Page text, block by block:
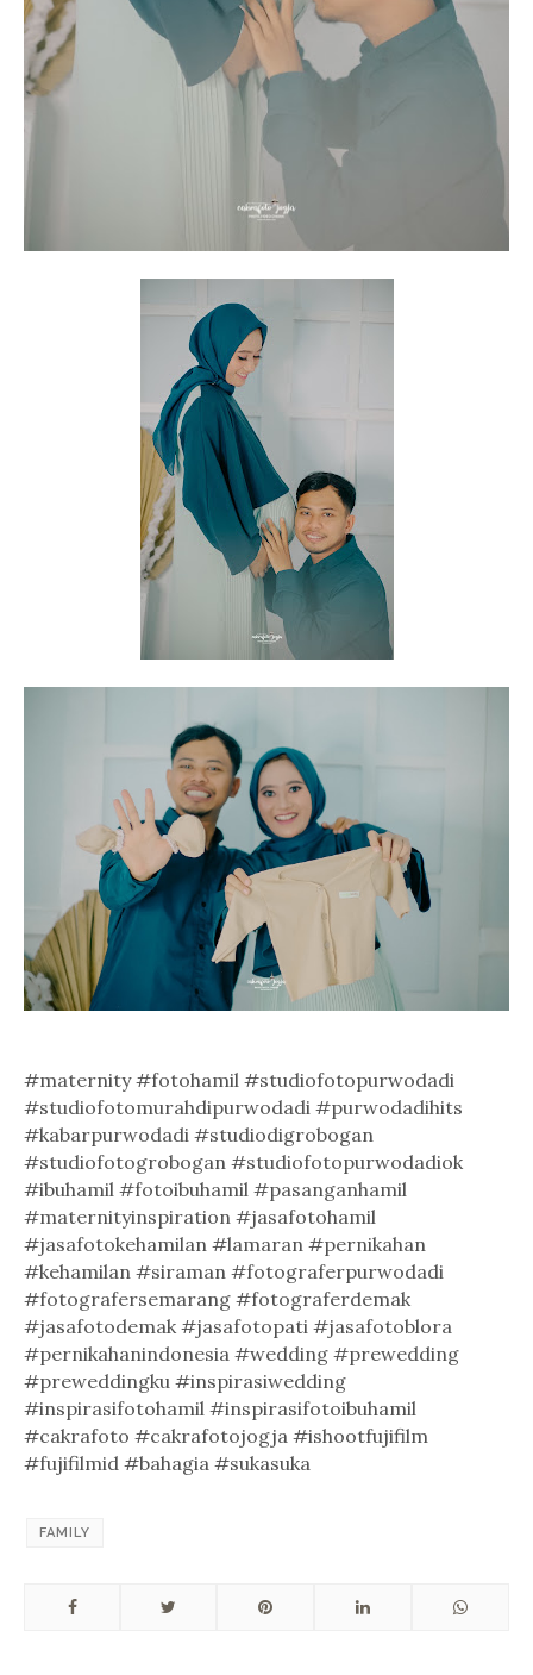
#maternity #fotohamil #studiofotopurwodadi
#studiofotomurahdipurwodadi #purwodadihits
#kabarpurwodadi #studiodigrobogan
#studiofotogrobogan #studiofotopurwodadiok
#ibuhamil #fotoibuhamil #pasanganhamil
#maternityinspiration #jasafotohamil
#jasafotokehamilan #lamaran #pernikahan
#kehamilan #siraman #fotograferpurwodadi
#fotografersemarang #fotograferdemak
#jasafotodemak #jasafotopati #jasafotoblora
#pernikahanindonesia #wedding #prewedding
#preweddingku #inspirasiwedding
#inspirasifotohamil #inspirasifotoibuhamil
#cakrafoto #cakrafotojogja #ishootfujifilm
#fujifilmid #bahagia #sukasuka
FAMILY